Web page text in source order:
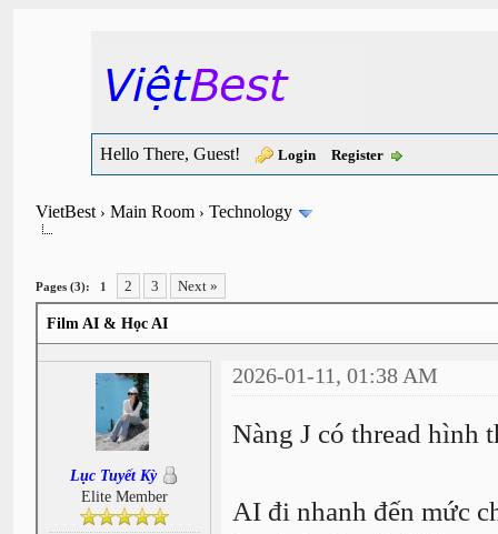
Hello There, Guest! Login Register
VietBest›Main Room ›Technology
Pages (3): 1 2 3 Next »
Film AI & Học AI
Lục Tuyết Kỳ
Elite Member
2026-01-11, 01:38 AM
Nàng J có thread
AI đi nhanh đến mức